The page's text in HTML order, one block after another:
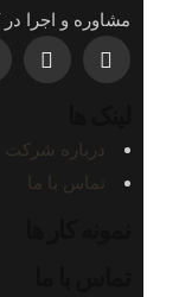
مشاوره و اجرا در
درباره شرکت
تماس با ما